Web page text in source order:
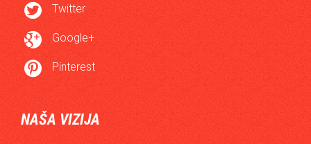
 Twitter
 Google+
 Pinterest
NAŠA VIZIJA